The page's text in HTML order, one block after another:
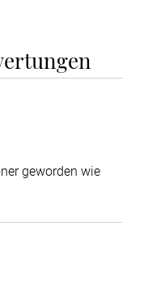
geworden wie